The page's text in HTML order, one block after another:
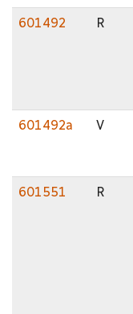
601492 R
601492a V
601551 R